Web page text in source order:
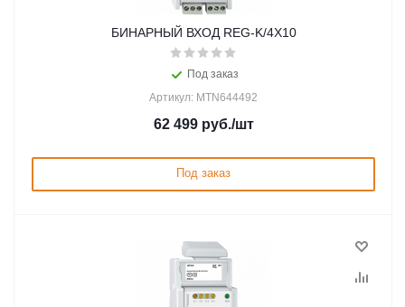
БИНАРНЫЙ ВХОД REG-K/4X10
Под заказ
Артикул: MTN644492
62 499руб./шт
Под заказ